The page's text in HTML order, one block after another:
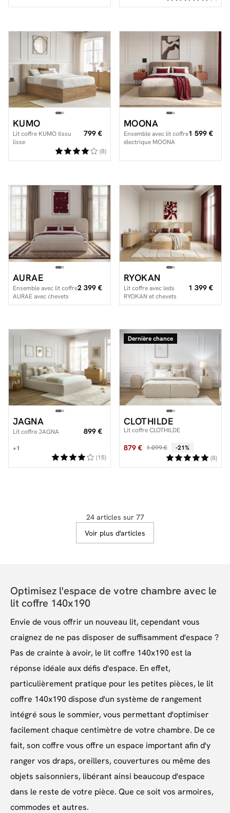
KUMO
Lit coffre KUMO tissu
lisse
799 €
(8)
MOONA
Ensemble avec lit coffre
électrique MOONA
1 599 €
AURAE
Ensemble avec lit coffre
AURAE avec chevets
intégrés + matelas
2 399 €
RYOKAN
Lit coffre avec leds
RYOKAN et chevets
intégrés
1 399 €
JAGNA
Lit coffre JAGNA 899 €
+1
(15)
Dernière chance
CLOTHILDE
Lit coffre CLOTHILDE
879 € 1 099 €
-21%
(8)
24 articles sur 77
Voir plus d'articles
Optimisez l'espace de votre chambre avec le
lit coffre 140x190
Envie de vous offrir un nouveau lit, cependant vous
craignez de ne pas disposer de suffisamment d'espace ?
Pas de crainte à avoir, le lit coffre 140x190 est la
réponse idéale aux défis d'espace. En effet,
particulièrement pratique pour les petites pièces, le lit
coffre 140x190 dispose d'un système de rangement
intégré sous le sommier, vous permettant d'optimiser
facilement chaque centimètre de votre chambre. De ce
fait, son coffre vous offre un espace important afin d'y
ranger vos draps, oreillers, couvertures ou même des
objets saisonniers, libérant ainsi beaucoup d'espace
dans le reste de votre pièce. Que ce soit vos armoires,
commodes et autres.